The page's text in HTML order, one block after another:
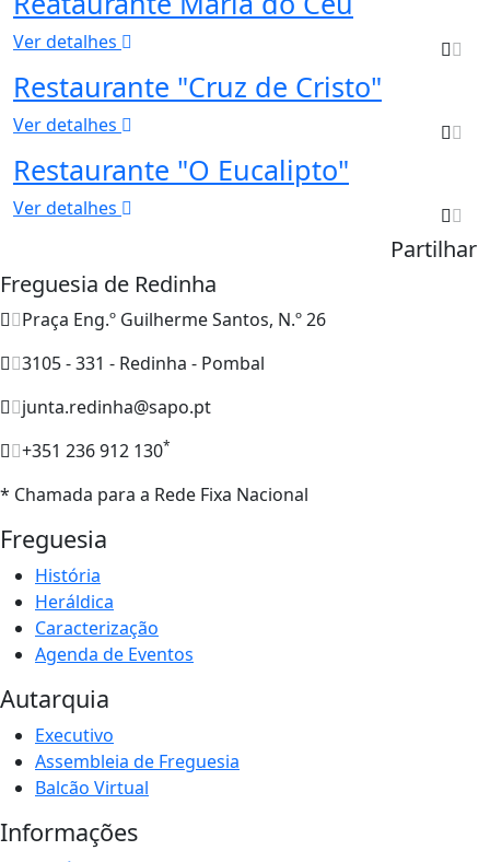
Ver detalhes
Restaurante "Cruz de Cristo"
Ver detalhes
Restaurante "O Eucalipto"
Ver detalhes
Partilhar
Freguesia de Redinha
Praça Eng.º Guilherme Santos, N.º 26
3105 - 331 - Redinha - Pombal
junta.redinha@sapo.pt
+351 236 912 130*
* Chamada para a Rede Fixa Nacional
Freguesia
História
Heráldica
Caracterização
Agenda de Eventos
Autarquia
Executivo
Assembleia de Freguesia
Balcão Virtual
Informações